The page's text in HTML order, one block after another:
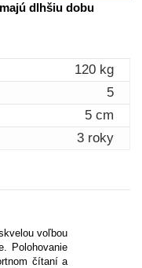
dlhšiu dobu
120 kg
5
5 cm
3 roky
voľbou
Polohovanie
čítaní a